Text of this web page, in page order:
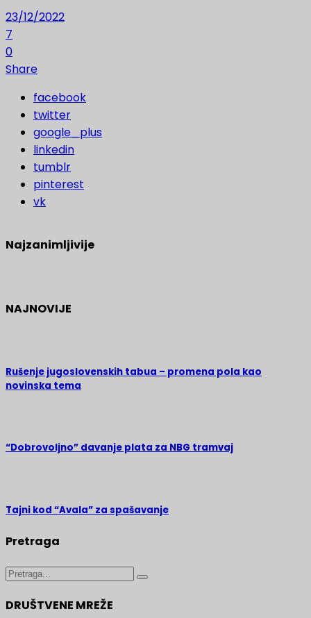
23/12/2022
7
0
Share
facebook
twitter
google_plus
linkedin
tumblr
pinterest
vk
Najzanimljivije
NAJNOVIJE
Rušenje jugoslovenskih tabua – promena pola kao
novinska tema
“Dobrovoljno” davanje plata za NBG tramvaj
Tajni kod “Avala” za spašavanje
Pretraga
Search
DRUŠTVENE MREŽE